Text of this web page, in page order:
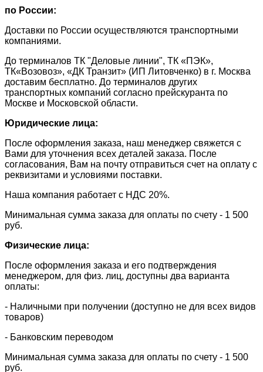
по России:
Доставки по России осуществляются транспортными
компаниями.
До терминалов ТК "Деловые линии", ТК «ПЭК»,
ТК«Возовоз», «ДК Транзит» (ИП Литовченко) в г. Москва
доставим бесплатно. До терминалов других
транспортных компаний согласно прейскуранта по
Москве и Московской области.
Юридические лица:
После оформления заказа, наш менеджер свяжется с
Вами для уточнения всех деталей заказа. После
согласования, Вам на почту отправиться счет на оплату с
реквизитами и условиями поставки.
​Наша компания работает с НДС 20%.
​Минимальная сумма заказа для оплаты по счету - 1 500
руб.
Физические лица:
После оформления заказа и его подтверждения
менеджером, для физ. лиц, доступны два варианта
оплаты:
- Наличными при получении (доступно не для всех видов
товаров)
- Банковским переводом
Минимальная сумма заказа для оплаты по счету - 1 500
руб.